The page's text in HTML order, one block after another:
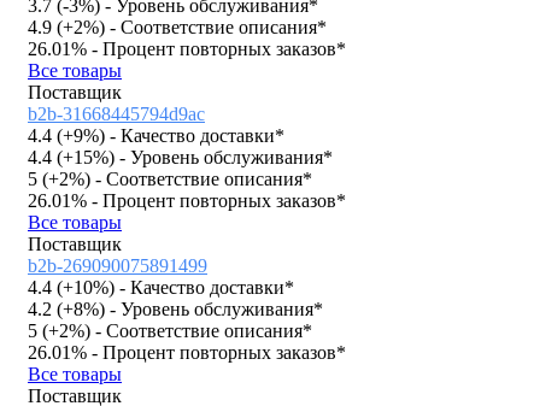
3.7 (-3%) - Уровень обслуживания*
4.9 (+2%) - Соответствие описания*
26.01% - Процент повторных заказов*
Все товары
Поставщик
b2b-31668445794d9ac
4.4 (+9%) - Качество доставки*
4.4 (+15%) - Уровень обслуживания*
5 (+2%) - Соответствие описания*
26.01% - Процент повторных заказов*
Все товары
Поставщик
b2b-269090075891499
4.4 (+10%) - Качество доставки*
4.2 (+8%) - Уровень обслуживания*
5 (+2%) - Соответствие описания*
26.01% - Процент повторных заказов*
Все товары
Поставщик